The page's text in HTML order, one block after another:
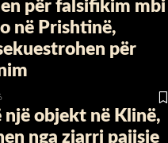
për falsifikim mbi
në Prishtinë,
për
një objekt në Klinë,
nga zjarri pajisje